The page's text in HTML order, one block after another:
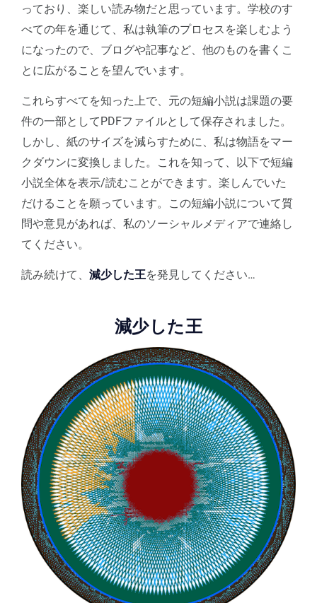
っており、楽しい読み物だと思っています。学校のす
べての年を通じて、私は執筆のプロセスを楽しむよう
になったので、ブログや記事など、他のものを書くこ
とに広がることを望んでいます。
これらすべてを知った上で、元の短編小説は課題の要
件の一部としてPDFファイルとして保存されました。
しかし、紙のサイズを減らすために、私は物語をマー
クダウンに変換しました。これを知って、以下で短編
小説全体を表示/読むことができます。楽しんでいた
だけることを願っています。この短編小説について質
問や意見があれば、私のソーシャルメディアで連絡し
てください。
読み続けて、 減少した王を発見してください…
減少した王